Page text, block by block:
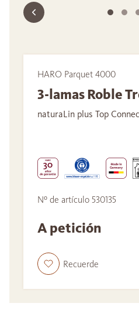
HARO Parquet 4000
3-lamas Roble
naturaLin plus Top
Nº de artículo 530135
A petición
Recuerde